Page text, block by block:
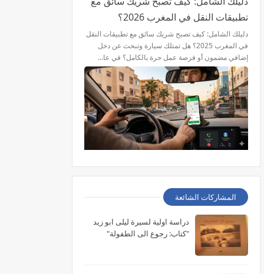
تطبيقات النقل في المغرب 2026؟
دليلك الشامل: كيف تصبح شريك سائق مع تطبيقات النقل
في المغرب 2025؟ هل تمتلك سيارة وتبحث عن دخل
إضافي مضمون أو فرصة عمل حرة بالكامل؟ في عا…
المشاركات الشائعة
دراسة اولية لسيرة ليلى ابو زيد
"كتاب: رجوع الى الطفولة"